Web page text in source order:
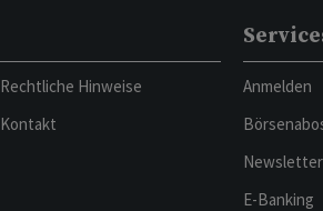
Rechtliche Hinweise
Kontakt
Anmelden
Newsletter
E-Banking